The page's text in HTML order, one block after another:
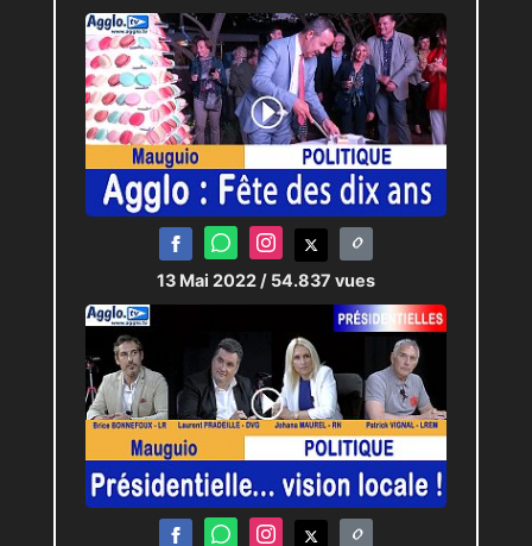
13 Mai 2022 / 54.837 vues